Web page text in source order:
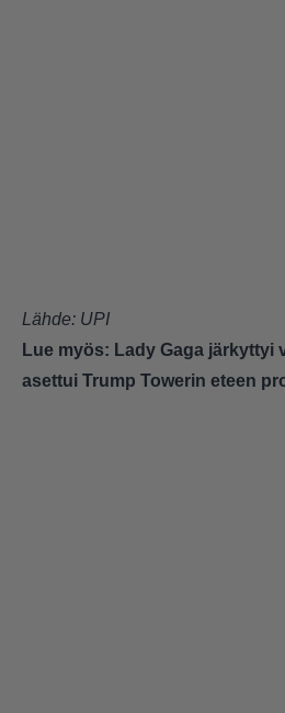
Lähde: UPI
Lue myös: Lady Gaga järkyttyi
asettui Trump Towerin eteen